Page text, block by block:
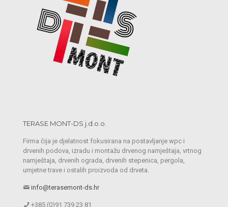
TERASE MONT-DS j.d.o.o.
Firma čija je djelatnost fokusirana na postavljanje wpc i
drvenih podova, izradu i montažu drvenog namještaja, vrtnog
namještaja, drvenih ograda, drvenih stepenica, pergola,
umjetne trave i ostalih proizvoda od drveta.
info@terasemont-ds.hr
+385 (0)91 739 23 81